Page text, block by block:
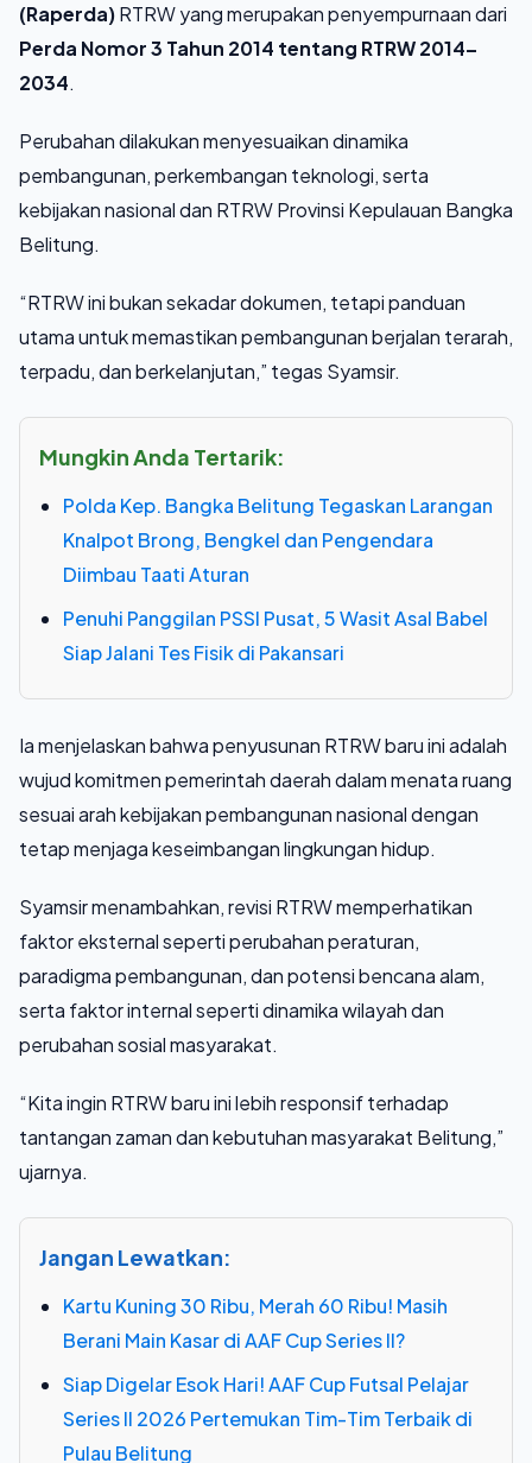
(Raperda)RTRW yang merupakan penyempurnaan dari
Perda Nomor 3 Tahun 2014 tentang RTRW 2014–
2034.
Perubahan dilakukan menyesuaikan dinamika
pembangunan, perkembangan teknologi, serta
kebijakan nasional dan RTRW Provinsi Kepulauan Bangka
Belitung.
“RTRW ini bukan sekadar dokumen, tetapi panduan
utama untuk memastikan pembangunan berjalan terarah,
terpadu, dan berkelanjutan,” tegas Syamsir.
Mungkin Anda Tertarik:
Polda Kep. Bangka Belitung Tegaskan Larangan
Knalpot Brong, Bengkel dan Pengendara
Diimbau Taati Aturan
Penuhi Panggilan PSSI Pusat, 5 Wasit Asal Babel
Siap Jalani Tes Fisik di Pakansari
Ia menjelaskan bahwa penyusunan RTRW baru ini adalah
wujud komitmen pemerintah daerah dalam menata ruang
sesuai arah kebijakan pembangunan nasional dengan
tetap menjaga keseimbangan lingkungan hidup.
Syamsir menambahkan, revisi RTRW memperhatikan
faktor eksternal seperti perubahan peraturan,
paradigma pembangunan, dan potensi bencana alam,
serta faktor internal seperti dinamika wilayah dan
perubahan sosial masyarakat.
“Kita ingin RTRW baru ini lebih responsif terhadap
tantangan zaman dan kebutuhan masyarakat Belitung,”
ujarnya.
Jangan Lewatkan:
Kartu Kuning 30 Ribu, Merah 60 Ribu! Masih
Berani Main Kasar di AAF Cup Series II?
Siap Digelar Esok Hari! AAF Cup Futsal Pelajar
Series II 2026 Pertemukan Tim-Tim Terbaik di
Pulau Belitung